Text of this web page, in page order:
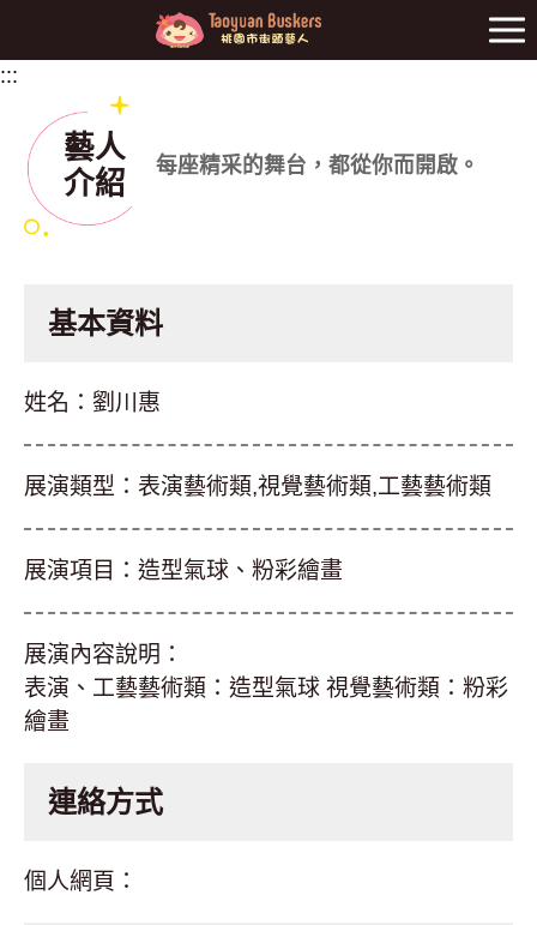
:::
藝人
介紹
每座精采的舞台，都從你而開啟。
基本資料
姓名： 劉川惠
展演類型： 表演藝術類,視覺藝術類,工藝藝術類
展演項目： 造型氣球、粉彩繪畫
展演內容說明：
表演、工藝藝術類：造型氣球 視覺藝術類：粉彩
繪畫
連絡方式
個人網頁：